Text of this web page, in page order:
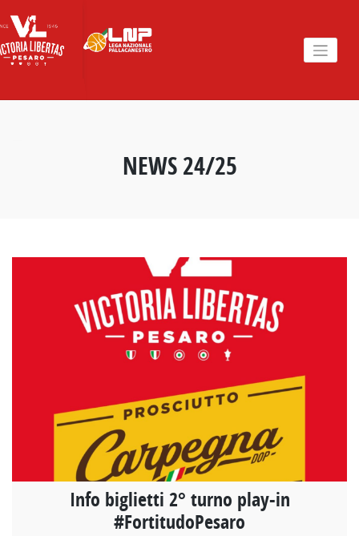
to
content
NEWS 24/25
Info biglietti 2° turno play-in
#FortitudoPesaro